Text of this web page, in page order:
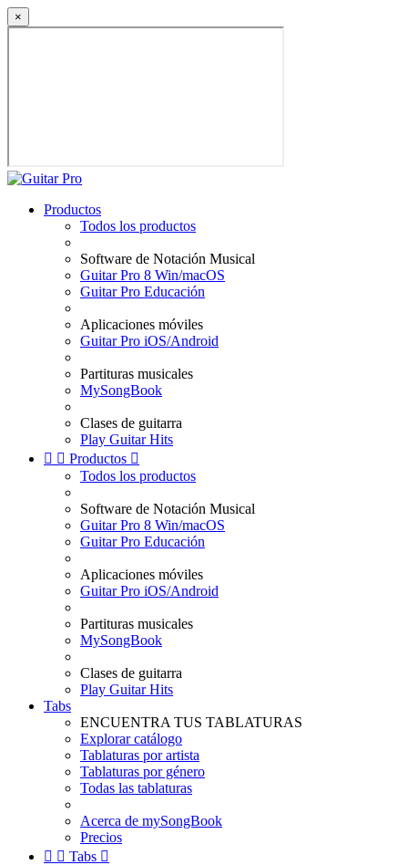
×
Productos
Todos los productos
Software de Notación Musical
Guitar Pro 8 Win/macOS
Guitar Pro Educación
Aplicaciones móviles
Guitar Pro iOS/Android
Partituras musicales
MySongBook
Clases de guitarra
Play Guitar Hits
  Productos 
Todos los productos
Software de Notación Musical
Guitar Pro 8 Win/macOS
Guitar Pro Educación
Aplicaciones móviles
Guitar Pro iOS/Android
Partituras musicales
MySongBook
Clases de guitarra
Play Guitar Hits
Tabs
ENCUENTRA TUS TABLATURAS
Explorar catálogo
Tablaturas por artista
Tablaturas por género
Todas las tablaturas
Acerca de mySongBook
Precios
  Tabs 